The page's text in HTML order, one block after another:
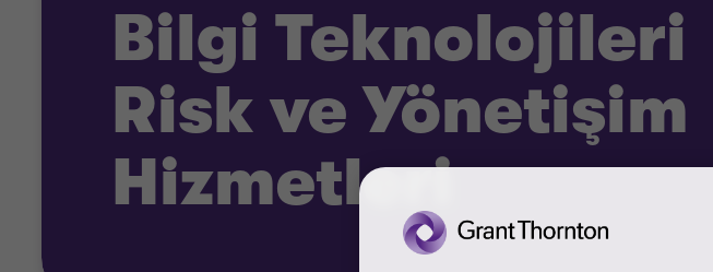
Bilgi Teknolojileri
Risk ve Yönetişim
Hizmetleri